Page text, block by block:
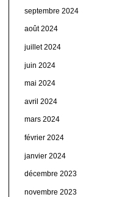
septembre 2024
août 2024
juillet 2024
juin 2024
mai 2024
avril 2024
mars 2024
février 2024
janvier 2024
décembre 2023
novembre 2023